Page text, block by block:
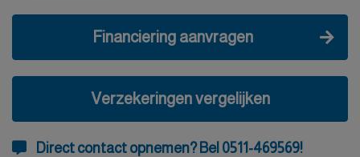
Financiering aanvragen
Verzekeringen vergelijken
Direct contact opnemen? Bel 0511-469569!